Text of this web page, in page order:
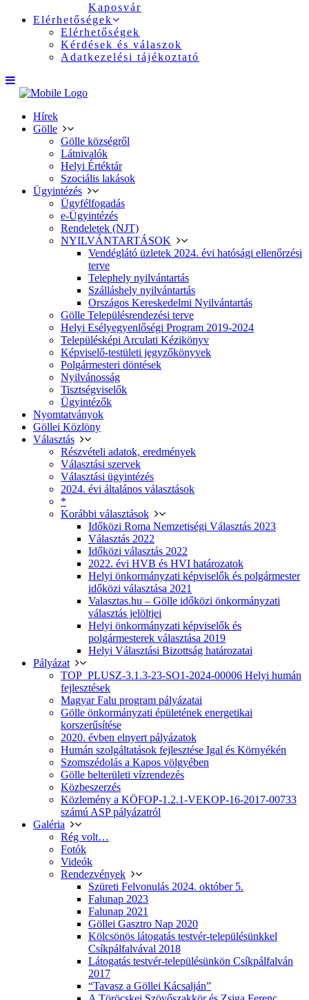
Kaposvár
Elérhetőségek
Elérhetőségek
Kérdések és válaszok
Adatkezelési tájékoztató
Hírek
Gölle
Gölle községről
Látnivalók
Helyi Értéktár
Szociális lakások
Ügyintézés
Ügyfélfogadás
e-Ügyintézés
Rendeletek (NJT)
NYILVÁNTARTÁSOK
Vendéglátó üzletek 2024. évi hatósági ellenőrzési
terve
Telephely nyilvántartás
Szálláshely nyilvántartás
Országos Kereskedelmi Nyilvántartás
Gölle Településrendezési terve
Helyi Esélyegyenlőségi Program 2019-2024
Településképi Arculati Kézikönyv
Képviselő-testületi jegyzőkönyvek
Polgármesteri döntések
Nyilvánosság
Tisztségviselők
Ügyintézők
Nyomtatványok
Göllei Közlöny
Választás
Részvételi adatok, eredmények
Választási szervek
Választási ügyintézés
2024. évi általános választások
*
Korábbi választások
Időközi Roma Nemzetiségi Választás 2023
Választás 2022
Időközi választás 2022
2022. évi HVB és HVI határozatok
Helyi önkormányzati képviselők és polgármester
időközi választása 2021
Valasztas.hu – Gölle időközi önkormányzati
választás jelöltjei
Helyi önkormányzati képviselők és
polgármesterek választása 2019
Helyi Választási Bizottság határozatai
Pályázat
TOP_PLUSZ-3.1.3-23-SO1-2024-00006 Helyi humán
fejlesztések
Magyar Falu program pályázatai
Gölle önkormányzati épületének energetikai
korszerűsítése
2020. évben elnyert pályázatok
Humán szolgáltatások fejlesztése Igal és Környékén
Szomszédolás a Kapos völgyében
Gölle belterületi vízrendezés
Közbeszerzés
Közlemény a KÖFOP-1.2.1-VEKOP-16-2017-00733
számú ASP pályázatról
Galéria
Rég volt…
Fotók
Videók
Rendezvények
Szüreti Felvonulás 2024. október 5.
Falunap 2023
Falunap 2021
Göllei Gasztro Nap 2020
Kölcsönös látogatás testvér-településünkkel
Csíkpálfalvával 2018
Látogatás testvér-településünkön Csíkpálfalván
2017
“Tavasz a Göllei Kácsalján”